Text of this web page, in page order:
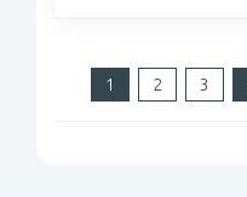
1 2 3